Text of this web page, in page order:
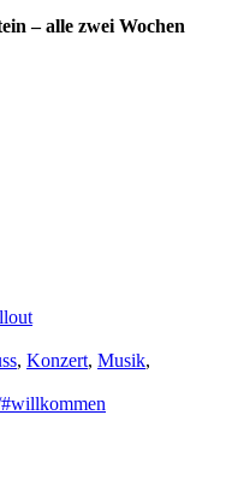
– alle zwei Wochen
, Konzert, Musik,
#willkommen